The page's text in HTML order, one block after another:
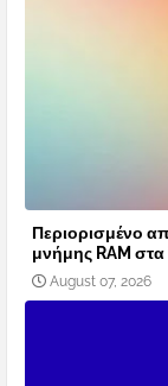
Περιορισμένο
μνήμης RAM στα
August 07, 2026